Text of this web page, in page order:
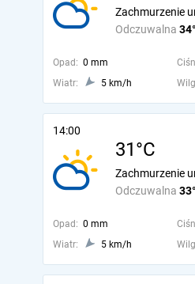
Odczuwalna
Zachmurzenie
Opad: 0 mm
Wiatr:
5 km/h
14:00
31°C
Odczuwalna
Zachmurzenie
Opad: 0 mm
Wiatr:
5 km/h